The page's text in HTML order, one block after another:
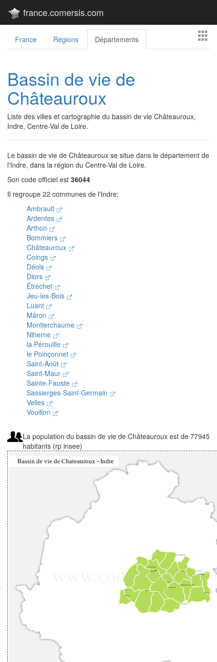
france.comersis.com
France Régions Départements
Bassin de vie de
Châteauroux
Liste des villes et cartographie du bassin de vie Châteauroux,
Indre, Centre-Val de Loire.
Le bassin de vie de Châteauroux se situe dans le département de
l'Indre, dans la région du Centre-Val de Loire.
Son code officiel est 36044
Il regroupe 22 communes de l'Indre:
Ambrault
Ardentes
Arthon
Bommiers
Châteauroux
Coings
Déols
Diors
Étrechet
Jeu-les-Bois
Luant
Mâron
Montierchaume
Niherne
la Pérouille
le Poinçonnet
Saint-Août
Saint-Maur
Sainte-Fauste
Sassierges-Saint-Germain
Velles
Vouillon
La population du bassin de vie de Châteauroux est de 77945
habitants (rp insee)